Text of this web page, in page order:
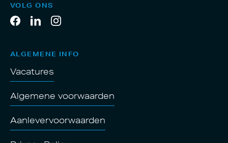
VOLG ONS
ALGEMENE INFO
Vacatures
Algemene voorwaarden
Aanlevervoorwaarden